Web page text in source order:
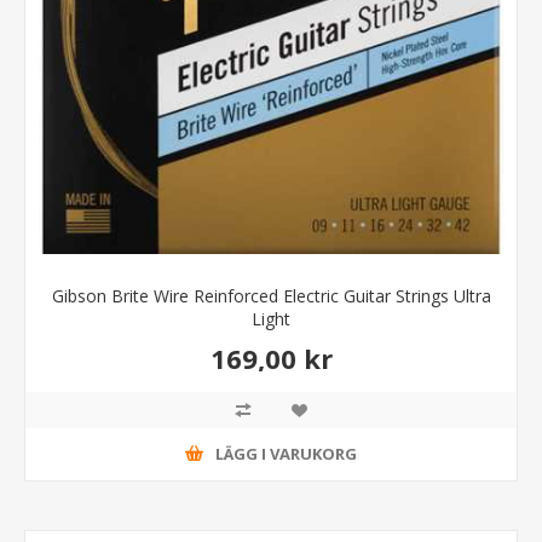
Gibson Brite Wire Reinforced Electric Guitar Strings Ultra
Light
169,00 kr
LÄGG I VARUKORG